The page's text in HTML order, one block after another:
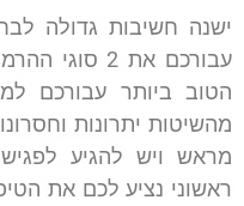
ישנה חשיבות גדולה
עבורכם את 2
הטוב ביותר עבורכם
מהשיטות יתרונות
מראש ויש להגיע
ראשוני נציע לכם את